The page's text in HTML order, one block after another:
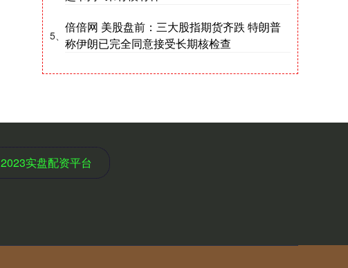
5、
倍倍网 美股盘前：三大股指期货齐跌 特朗普
称伊朗已完全同意接受长期核检查
2023实盘配资平台